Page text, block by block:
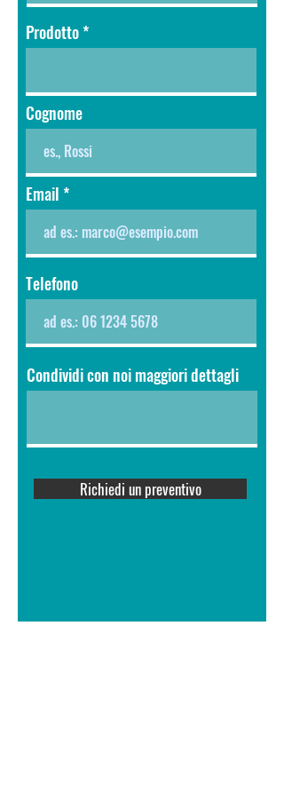
Prodotto
Cognome
Email
Telefono
Condividi con noi maggiori dettagli
Richiedi un preventivo